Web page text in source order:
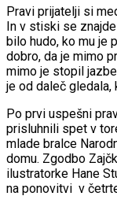
Pravi prijatelji si
In v stiski se
bilo hudo, ko mu je
dobro, da je mimo
mimo je stopil
je od daleč
Po prvi uspešni
prisluhnili spet v
mlade bralce
domu. Zgodbo
ilustratorke Hane
na ponovitvi v